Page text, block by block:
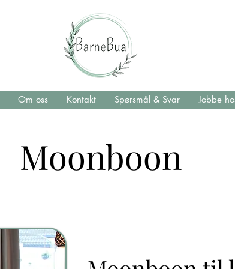
Om oss Kontakt Spørsmål & Svar Jobbe
Moonboon